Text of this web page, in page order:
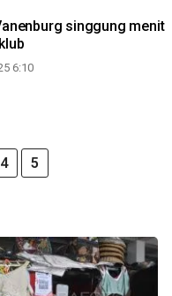
singgung menit
6:10
4 5